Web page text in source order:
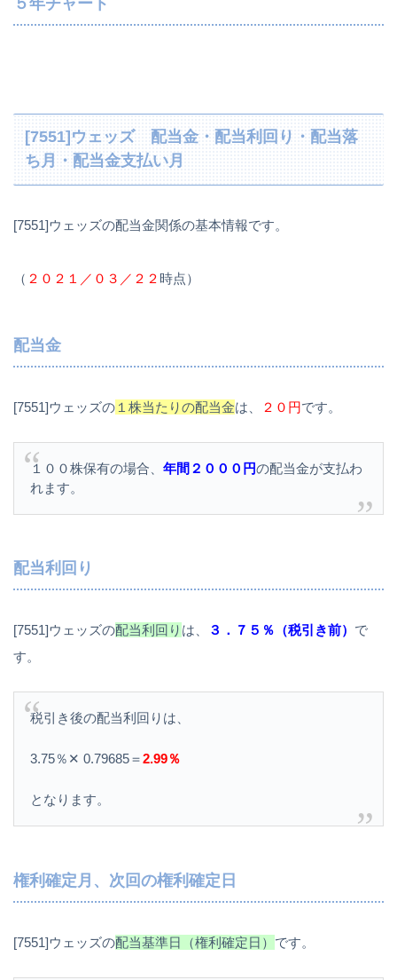
５年チャート
[7551]ウェッズ 配当金・配当利回り・配当落
ち月・配当金支払い月
[7551]ウェッズの配当金関係の基本情報です。
（ ２０２１／０３／２２時点）
配当金
[7551]ウェッズの １株当たりの配当金は、 ２０円です。
１００株保有の場合、 年間２０００円の配当金が支払わ
れます。
配当利回り
[7551]ウェッズの配当利回り は、 ３．７５％（税引き前） で
す。
税引き後の配当利回りは、
3.75％✕ 0.79685＝2.99％
となります。
権利確定月、次回の権利確定日
[7551]ウェッズの配当基準日（権利確定日） です。